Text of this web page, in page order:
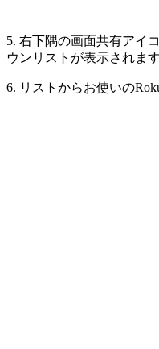
5. 右下隅の画面共有アイ
ウンリストが表示されます
6. リストからお使いの